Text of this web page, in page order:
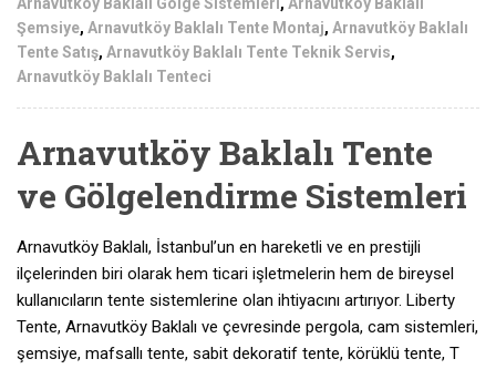
Şemsiye, Arnavutköy Baklalı Tente Montaj, Arnavutköy Baklalı
Tente Satış, Arnavutköy Baklalı Tente Teknik Servis,
Arnavutköy Baklalı Tenteci
Arnavutköy Baklalı Tente
ve Gölgelendirme Sistemleri
Arnavutköy Baklalı, İstanbul’un en hareketli ve en prestijli
ilçelerinden biri olarak hem ticari işletmelerin hem de bireysel
kullanıcıların tente sistemlerine olan ihtiyacını artırıyor. Liberty
Tente, Arnavutköy Baklalı ve çevresinde pergola, cam sistemleri,
şemsiye, mafsallı tente, sabit dekoratif tente, körüklü tente, T